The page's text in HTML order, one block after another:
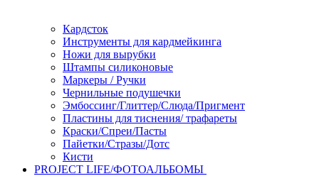
Кардсток
Инструменты для кардмейкинга
Ножи для вырубки
Штампы силиконовые
Маркеры / Ручки
Чернильные подушечки
Эмбоссинг/Глиттер/Слюда/Пригмент
Пластины для тиснения/ трафареты
Краски/Спреи/Пасты
Пайетки/Стразы/Дотс
Кисти
PROJECT LIFE/ФОТОАЛЬБОМЫ